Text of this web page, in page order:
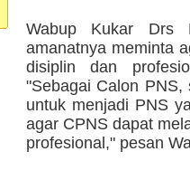
Wabup Kukar Drs
amanatnya meminta
disiplin dan
"Sebagai Calon
untuk menjadi PNS
agar CPNS dapat
profesional," pesan